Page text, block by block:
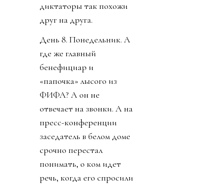
диктаторы так похожи
друг на друга.
День 8. Понедельник. А
где же главный
бенефициар и
«папочка» лысого из
ФИФА? А он не
отвечает на звонки. А на
пресс-конференции
заседатель в белом доме
срочно перестал
понимать, о ком идет
речь, когда его спросили